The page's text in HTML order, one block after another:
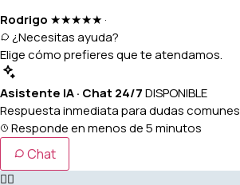
Rodrigo ★★★★★ ·
¿Necesitas ayuda?
Elige cómo prefieres que te atendamos.
Asistente IA · Chat 24/7DISPONIBLE
Respuesta inmediata para dudas comunes
Responde en menos de 5 minutos
Chat
👩‍⚕️